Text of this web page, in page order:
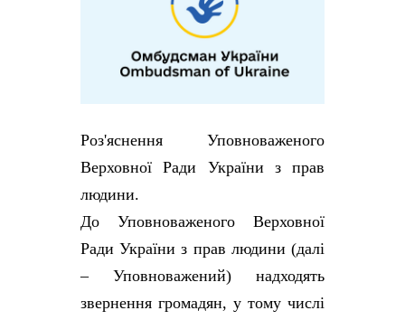
Роз'яснення Уповноваженого
Верховної Ради України з прав
людини.
До Уповноваженого Верховної
Ради України з прав людини (далі
– Уповноважений) надходять
звернення громадян, у тому числі